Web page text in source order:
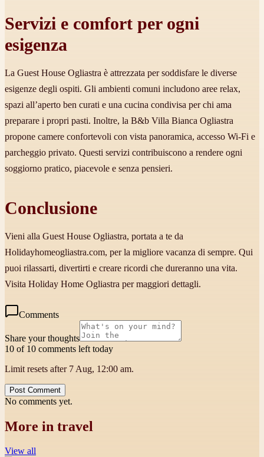
Servizi e comfort per ogni
esigenza
La Guest House Ogliastra è attrezzata per soddisfare le diverse
esigenze degli ospiti. Gli ambienti comuni includono aree relax,
spazi all’aperto ben curati e una cucina condivisa per chi ama
preparare i propri pasti. Inoltre, la B&b Villa Bianca Ogliastra
propone camere confortevoli con vista panoramica, accesso Wi-Fi e
parcheggio privato. Questi servizi contribuiscono a rendere ogni
soggiorno pratico, piacevole e senza pensieri.
Conclusione
Vieni alla Guest House Ogliastra, portata a te da
Holidayhomeogliastra.com, per la migliore vacanza di sempre. Qui
puoi rilassarti, divertirti e creare ricordi che dureranno una vita.
Visita Holiday Home Ogliastra per maggiori dettagli.
Comments
Share your thoughts
10 of 10 comments left today
Limit resets after 7 Aug, 12:00 am.
Post Comment
No comments yet.
More in travel
View all